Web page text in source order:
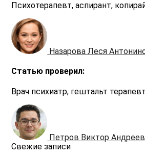
Психотерапевт, аспирант,
Назарова Леся
Статью проверил:
Врач психиатр, гештальт
Петров Виктор
Свежие записи